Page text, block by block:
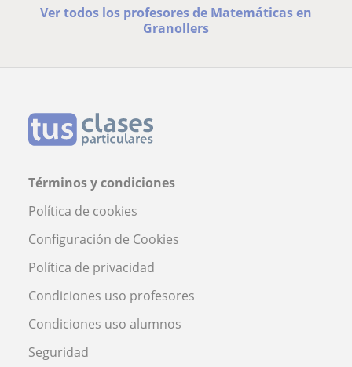
Ver todos los profesores de Matemáticas en
Granollers
Términos y condiciones
Política de cookies
Configuración de Cookies
Política de privacidad
Condiciones uso profesores
Condiciones uso alumnos
Seguridad